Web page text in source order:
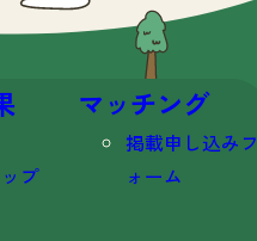
プ
マッチング
掲載申し込みフ
ォーム